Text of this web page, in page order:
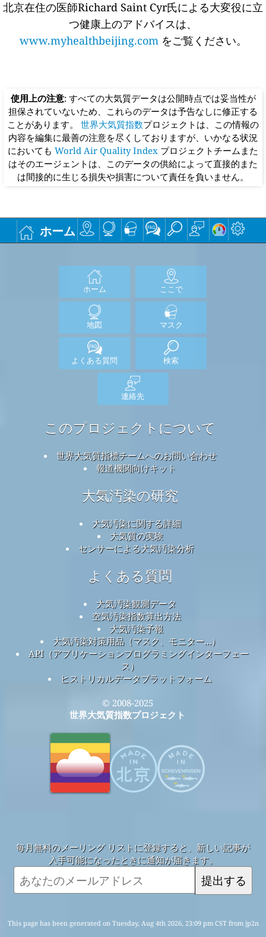
北京在住の医師Richard Saint Cyr氏による大変役に立
つ健康上のアドバイスは、
www.myhealthbeijing.com をご覧ください。
使用上の注意: すべての大気質データは公開時点では妥当性が
担保されていないため、これらのデータは予告なしに修正する
ことがあります。 世界大気質指数プロジェクトは、この情報の
内容を編集に最善の注意を尽くしておりますが、いかなる状況
においても World Air Quality Index プロジェクトチームまた
はそのエージェントは、このデータの供給によって直接的また
は間接的に生じる損失や損害について責任を負いません。
ホーム
ホーム ここで
地図 マスク
よくある質問 検索
連絡先
このプロジェクトについて
世界大気質指標チームへのお問い合わせ
報道機関向けキット
大気汚染の研究
大気汚染に関する詳細
大気質の実験
センサーによる大気汚染分析
よくある質問
大気汚染観測データ
空気汚染指数算出方法
大気汚染予報
大気汚染対策用品（マスク、モニター...）
API（アプリケーションプログラミングインターフェー
ス）
ヒストリカルデータプラットフォーム
© 2008-2025
世界大気質指数プロジェクト
毎月無料のメーリング リストに登録すると、新しい記事が
入手可能になったときに通知が届きます。
提出する
This page has been generated on Tuesday, Aug 4th 2026, 23:09 pm CST from jp2n